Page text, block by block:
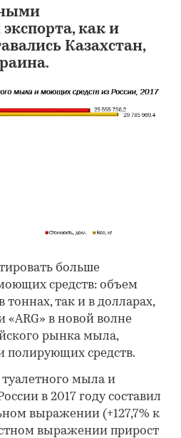
как и
Казахстан,
больше
средств: объем
тоннах, так и в долларах,
в новой волне
рынка мыла,
средств.
мыла и
в 2017 году составил
выражении (+127,7% к
выражении прирост